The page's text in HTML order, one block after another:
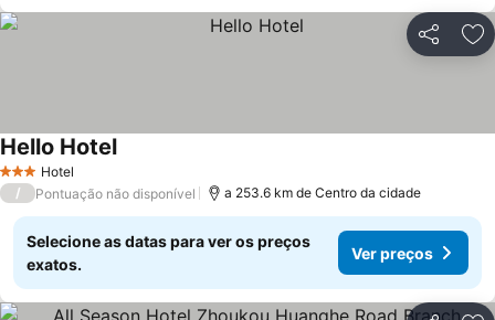
Partilhar
3 EstrelasHotel
Hello Hotel
/ Pontuação não disponível a 253.6 km de Centro da cidade
Selecione as datas para ver os preços
exatos.
Ver preços